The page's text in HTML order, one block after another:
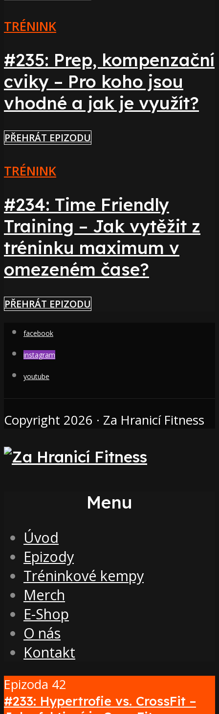
TRÉNINK
#235: Prep, kompenzační
cviky – Pro koho jsou
vhodné a jak je využít?
PŘEHRÁT EPIZODU
TRÉNINK
#234: Time Friendly
Training – Jak vytěžit z
tréninku maximum v
omezeném čase?
PŘEHRÁT EPIZODU
facebook
instagram
youtube
Copyright 2026 · Za Hranicí Fitness
Menu
Úvod
Epizody
Tréninkové kempy
Merch
E-Shop
O nás
Kontakt
Epizoda 42
#233: Hypertrofie vs. CrossFit –